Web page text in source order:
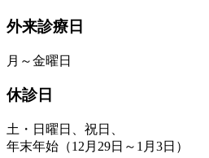
外来診療日
月～金曜日
休診日
土・日曜日、祝日、
年末年始（12月29日～1月3日）